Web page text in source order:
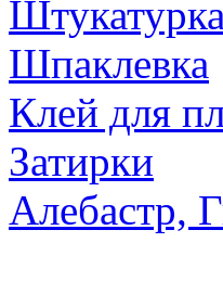
Штукатурка
Шпаклевка
Клей для
Затирки
Алебастр,